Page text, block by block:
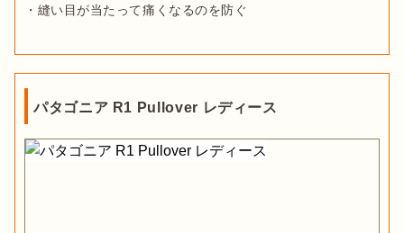
・縫い目が当たって痛くなるのを防ぐ
パタゴニア R1 Pullover レディース